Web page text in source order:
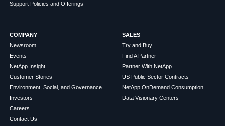
Support Policies and Offerings
COMPANY
Newsroom
Events
NetApp Insight
Customer Stories
Environment, Social, and Governance
Investors
Careers
Contact Us
SALES
Try and Buy
Find A Partner
Partner With NetApp
US Public Sector Contracts
NetApp OnDemand Consumption
Data Visionary Centers